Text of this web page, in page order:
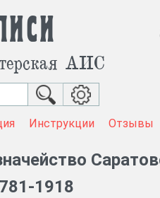
АИС
Инструкции Отзывы
1918